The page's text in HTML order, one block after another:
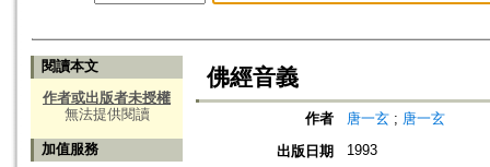
閱讀本文
作者或出版者未授權
無法提供閱讀
加值服務
佛經音義
作者 唐一玄 ; 唐一玄
出版日期
1993